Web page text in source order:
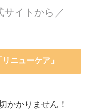
サイトから／
ニューケア」
かかりません！